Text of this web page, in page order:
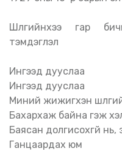
Шүлгийнхээ гар
тэмдэглэл
Ингээд дууслаа
Ингээд дууслаа
Миний жижигхэн
Бахархаж байна гэж
Баясан долгисохгүй нь,
Ганцаардах юм